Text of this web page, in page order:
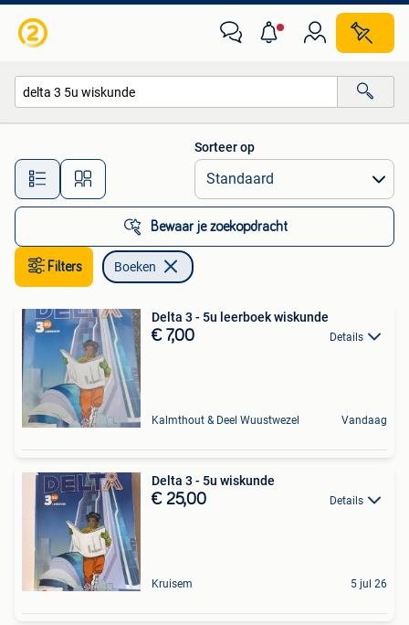
Alle afstanden…
Sorteer op
Bewaar je zoekopdracht
Filters Boeken
Delta 3 - 5u leerboek wiskunde
€ 7,00 Details
Kalmthout & Deel Wuustwezel Vandaag
Delta 3 - 5u wiskunde
€ 25,00 Details
Kruisem 5 jul 26